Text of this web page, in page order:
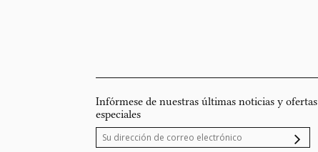
Infórmese de nuestras últimas noticias y ofertas
especiales